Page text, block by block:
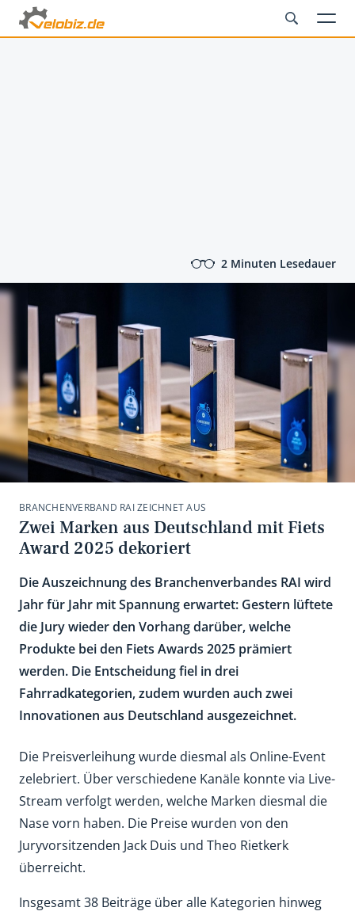
2 Minuten Lesedauer
BRANCHENVERBAND RAI ZEICHNET AUS
Zwei Marken aus Deutschland mit Fiets
Award 2025 dekoriert
Die Auszeichnung des Branchenverbandes RAI wird
Jahr für Jahr mit Spannung erwartet: Gestern lüftete
die Jury wieder den Vorhang darüber, welche
Produkte bei den Fiets Awards 2025 prämiert
werden. Die Entscheidung fiel in drei
Fahrradkategorien, zudem wurden auch zwei
Innovationen aus Deutschland ausgezeichnet.
Die Preisverleihung wurde diesmal als Online-Event
zelebriert. Über verschiedene Kanäle konnte via Live-
Stream verfolgt werden, welche Marken diesmal die
Nase vorn haben. Die Preise wurden von den
Juryvorsitzenden Jack Duis und Theo Rietkerk
überreicht.
Insgesamt 38 Beiträge über alle Kategorien hinweg